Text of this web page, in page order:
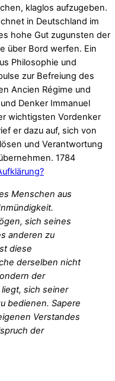
klaglos aufzugeben.
in Deutschland im
hohe Gut zugunsten der
über Bord werfen. Ein
Philosophie und
zur Befreiung des
Ancien Régime und
Denker Immanuel
wichtigsten Vordenker
er dazu auf, sich von
und Verantwortung
1784
Menschen aus
sich seines
anderen zu
diese
derselben nicht
der
sich seiner
bedienen. Sapere
Verstandes
der